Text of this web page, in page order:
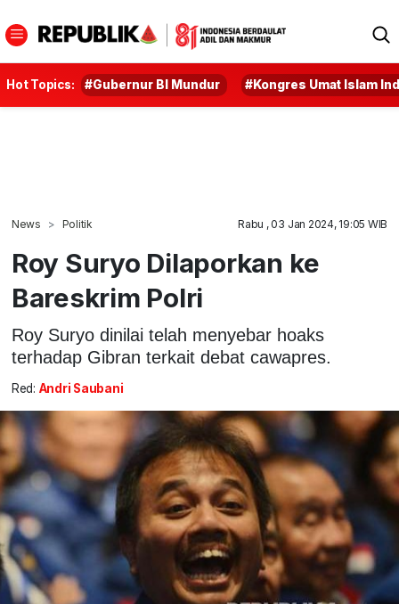
Hot Topics: #Gubernur BI Mundur #Kongres Umat Islam
News Politik Rabu , 03 Jan 2024, 19:05 WIB
Roy Suryo Dilaporkan ke
Bareskrim Polri
Roy Suryo dinilai telah menyebar hoaks
terhadap Gibran terkait debat cawapres.
Red: Andri Saubani